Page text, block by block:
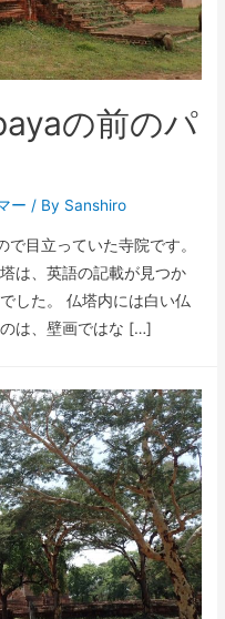
の前のパ
ー / By Sanshiro
目立っていた寺院です。
は、英語の記載が見つか
した。 仏塔内には白い仏
は、壁画ではな […]